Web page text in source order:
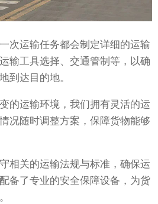
次运输任务都会制定详细的运输
输工具选择、交通管制等，以确
到达目的地。
的运输环境，我们拥有灵活的运
况随时调整方案，保障货物能够
相关的运输法规与标准，确保运
备了专业的安全保障设备，为货